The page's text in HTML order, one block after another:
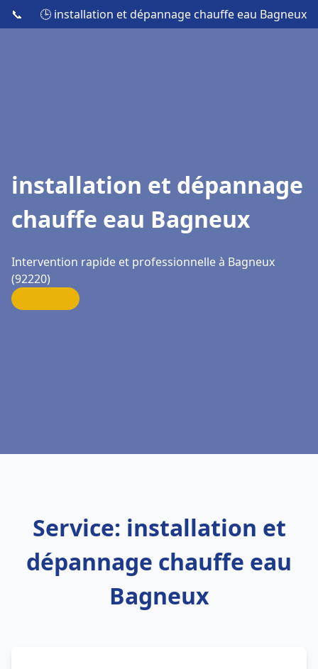
📞 🕒 installation et dépannage chauffe eau Bagneux
installation et dépannage
chauffe eau Bagneux
Intervention rapide et professionnelle à Bagneux
(92220)
Service: installation et
dépannage chauffe eau
Bagneux